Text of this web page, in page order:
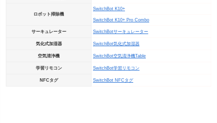
ロボット掃除機
SwitchBot K10+
SwitchBot K10+ Pro Combo
サーキュレーター SwitchBotサーキュレーター
気化式加湿器 SwitchBot気化式加湿器
空気清浄機 SwitchBot空気清浄機Table
学習リモコン SwitchBot学習リモコン
NFCタグ SwitchBot NFCタグ